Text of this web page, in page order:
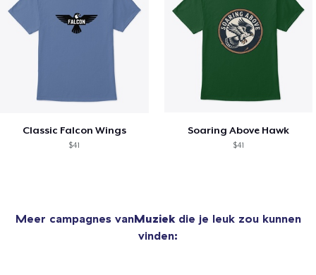
Classic Falcon Wings
$41
Soaring Above Hawk
$41
Meer campagnes vanMuziekdie je leuk zou kunnen
vinden: